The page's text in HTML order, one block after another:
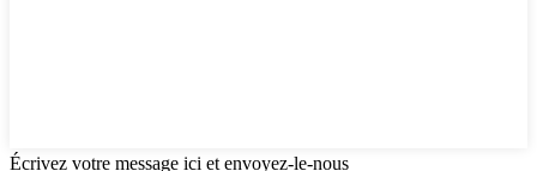
Écrivez votre message ici et envoyez-le-nous